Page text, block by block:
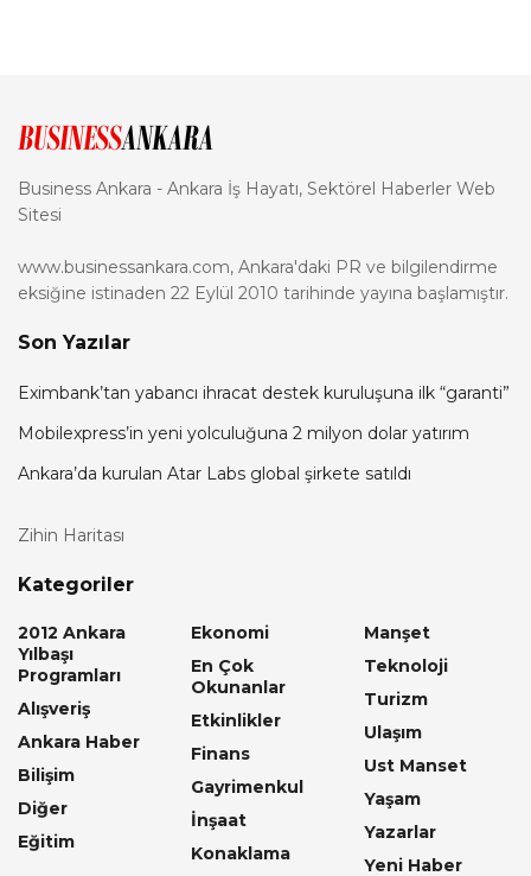
Business Ankara - Ankara İş Hayatı, Sektörel Haberler Web
Sitesi
www.businessankara.com, Ankara'daki PR ve bilgilendirme
eksiğine istinaden 22 Eylül 2010 tarihinde yayına başlamıştır.
Son Yazılar
Eximbank’tan yabancı ihracat destek kuruluşuna ilk “garanti”
Mobilexpress’in yeni yolculuğuna 2 milyon dolar yatırım
Ankara’da kurulan Atar Labs global şirkete satıldı
Zihin Haritası
Kategoriler
2012 Ankara
Yılbaşı
Programları
Alışveriş
Ankara Haber
Bilişim
Diğer
Eğitim
Ekonomi
En Çok
Okunanlar
Etkinlikler
Finans
Gayrimenkul
İnşaat
Konaklama
Manşet
Teknoloji
Turizm
Ulaşım
Ust Manset
Yaşam
Yazarlar
Yeni Haber